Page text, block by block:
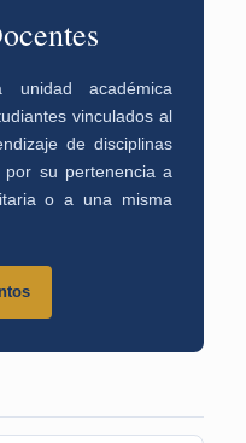
académica
vinculados al
de disciplinas
por su pertenencia a
o a una misma